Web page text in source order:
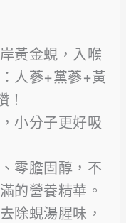
黃金蜆，入喉
人蔘+黨蔘+黃
小分子更好吸
零膽固醇，不
的營養精華。
除蜆湯腥味，